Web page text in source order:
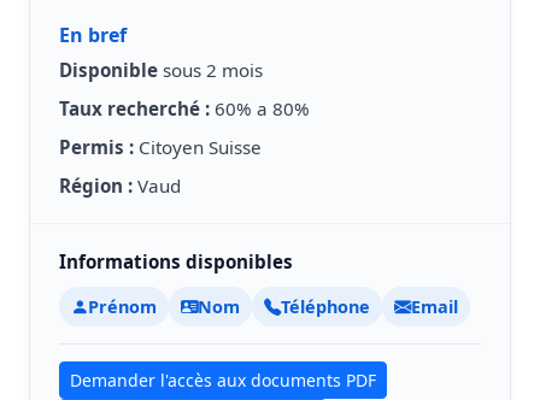
En bref
Disponible sous 2 mois
Taux recherché : 60% a 80%
Permis : Citoyen Suisse
Région : Vaud
Informations disponibles
Prénom Nom Téléphone Email
Demander l'accès aux documents PDF